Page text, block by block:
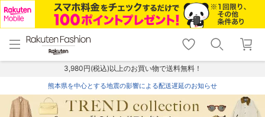
menu home
トップ
shopping_cart lock_outline
ログイン
3,980円(税込)以上のお買い物で送料無料！
熊本県を中心とする地震の影響による配送遅延のお知らせ